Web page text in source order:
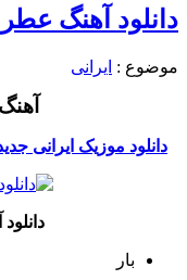
دانلود آهنگ عطر
موضوع : ایرانی
دانلود موزیک ایرانی
بار